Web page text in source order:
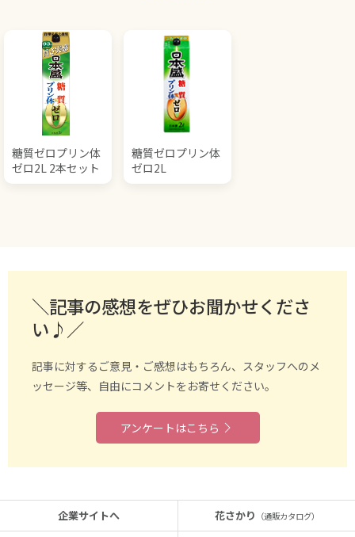
糖質ゼロプリン体
ゼロ2L 2本セット
糖質ゼロプリン体
ゼロ2L
＼記事の感想をぜひお聞かせくださ
い♪／
記事に対するご意見・ご感想はもちろん、スタッフへのメ
ッセージ等、自由にコメントをお寄せください。
アンケートはこちら
企業サイトへ 花さかり （通販カタログ）